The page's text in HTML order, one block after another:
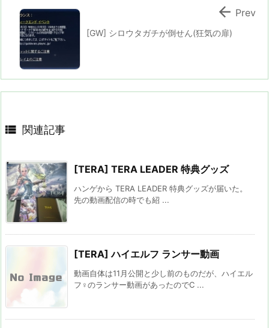
[GW] シロウタガチが倒せん(狂気の扉)
 Prev
 関連記事
[TERA] TERA LEADER 特典グッズ
ハンゲから TERA LEADER 特典グッズが届いた。
先の動画配信の時でも紹 ...
[TERA] ハイエルフ ランサー動画
動画自体は11月公開と少し前のものだが、ハイエル
フ♀のランサー動画があったのでC ...